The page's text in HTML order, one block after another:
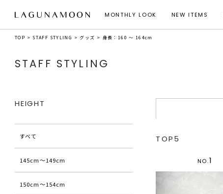
MONTHLY LOOK NEW ITEMS
TOP STAFF STYLING グッズ 身長：160 ～ 164cm
STAFF STYLING
TOP5
NO.1
HEIGHT
すべて
145cm〜149cm
150cm〜154cm